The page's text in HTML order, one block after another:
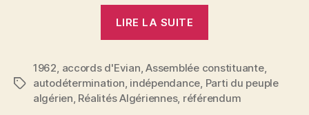
LIRE LA SUITE
du
Peuple
Algérien
Étiquettes
1962, accords d'Evian,Assemblée constituante,
autodétermination, indépendance, Parti du peuple
algérien, Réalités Algériennes, référendum